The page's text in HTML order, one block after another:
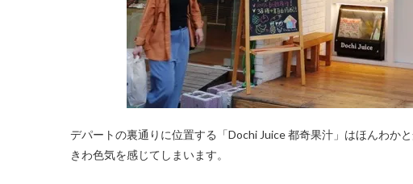
デパートの裏通りに位置する「Dochi Juice 都奇果汁」はほんわか
きわ色気を感じてしまいます。